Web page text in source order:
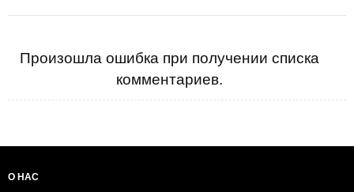
Произошла ошибка при получении списка
комментариев.
О НАС